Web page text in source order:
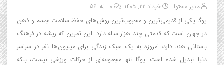
مدیر محتوا خرداد ۲۲, ۱۴۰۵ 0
56
یوگا یکی از قدیمی‌ترین و محبوب‌ترین روش‌های حفظ سلامت جسم و ذهن
در جهان است که قدمتی چند هزار ساله دارد. این تمرین که ریشه در فرهنگ
باستانی هند دارد، امروزه به یک سبک زندگی برای میلیون‌ها نفر در سراسر
دنیا تبدیل شده است. یوگا تنها مجموعه‌ای از حرکات ورزشی نیست، بلکه